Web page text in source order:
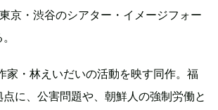
京・渋谷のシアター・イメージフォー
家・林えいだいの活動を映す同作。福
に、公害問題や、朝鮮人の強制労働と